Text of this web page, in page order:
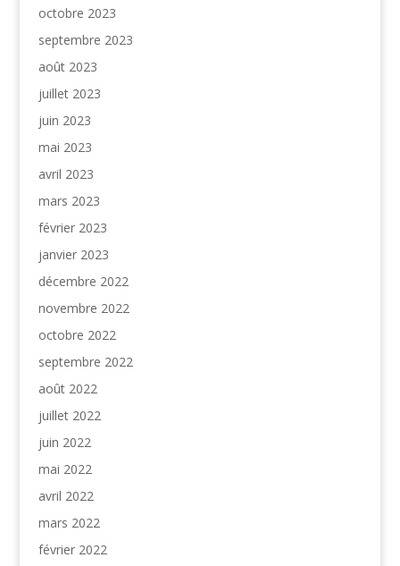
octobre 2023
septembre 2023
août 2023
juillet 2023
juin 2023
mai 2023
avril 2023
mars 2023
février 2023
janvier 2023
décembre 2022
novembre 2022
octobre 2022
septembre 2022
août 2022
juillet 2022
juin 2022
mai 2022
avril 2022
mars 2022
février 2022